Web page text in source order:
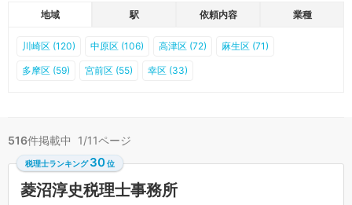
地域 駅 依頼内容 業種
川崎区 (120) 中原区 (106) 高津区 (72) 麻生区 (71)
多摩区 (59) 宮前区 (55) 幸区 (33)
516件掲載中 1/11ページ
税理士ランキング 30位
菱沼淳史税理士事務所